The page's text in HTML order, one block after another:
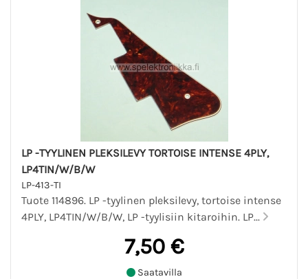
LP -TYYLINEN PLEKSILEVY TORTOISE INTENSE 4PLY,
LP4TIN/W/B/W
LP-413-TI
Tuote 114896. LP -tyylinen pleksilevy, tortoise intense
4PLY, LP4TIN/W/B/W, LP -tyylisiin kitaroihin. LP...
7,50 €
Saatavilla